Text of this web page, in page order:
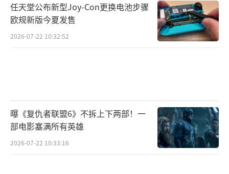
任天堂公布新型Joy-Con更换电池步骤
欧规新版今夏发售
2026-07-22 10:32:52
曝《复仇者联盟6》不拆上下两部！一
部电影塞满所有英雄
2026-07-22 10:33:16